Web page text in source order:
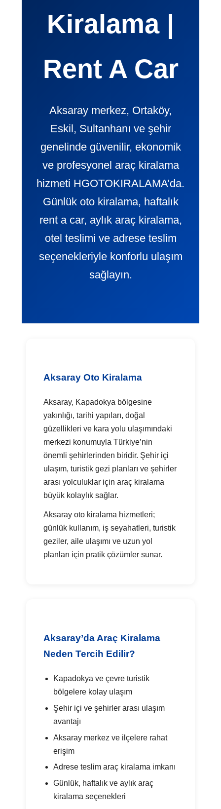
Kiralama |
Rent A Car
Aksaray merkez, Ortaköy,
Eskil, Sultanhanı ve şehir
genelinde güvenilir, ekonomik
ve profesyonel araç kiralama
hizmeti HGOTOKIRALAMA’da.
Günlük oto kiralama, haftalık
rent a car, aylık araç kiralama,
otel teslimi ve adrese teslim
seçenekleriyle konforlu ulaşım
sağlayın.
Aksaray Oto Kiralama
Aksaray, Kapadokya bölgesine
yakınlığı, tarihi yapıları, doğal
güzellikleri ve kara yolu ulaşımındaki
merkezi konumuyla Türkiye’nin
önemli şehirlerinden biridir. Şehir içi
ulaşım, turistik gezi planları ve şehirler
arası yolculuklar için araç kiralama
büyük kolaylık sağlar.
Aksaray oto kiralama hizmetleri;
günlük kullanım, iş seyahatleri, turistik
geziler, aile ulaşımı ve uzun yol
planları için pratik çözümler sunar.
Aksaray’da Araç Kiralama
Neden Tercih Edilir?
Kapadokya ve çevre turistik
bölgelere kolay ulaşım
Şehir içi ve şehirler arası ulaşım
avantajı
Aksaray merkez ve ilçelere rahat
erişim
Adrese teslim araç kiralama imkanı
Günlük, haftalık ve aylık araç
kiralama seçenekleri